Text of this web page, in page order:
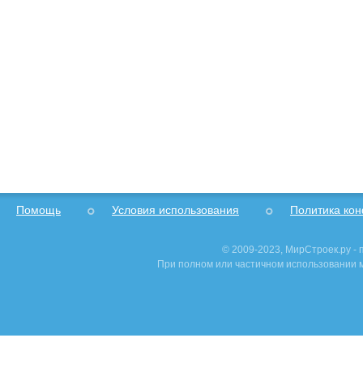
Помощь Условия использования Политика
© 2009-2023, МирСтроек.ру -
При полном или частичном использовании